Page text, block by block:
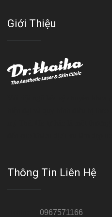
Giới Thiệu
Thông Tin Liên Hệ
0967571166